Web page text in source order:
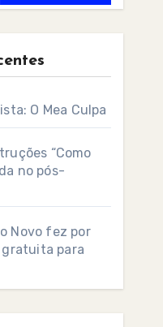
O Mea Culpa
“Como
no pós-
Novo fez por
gratuita para